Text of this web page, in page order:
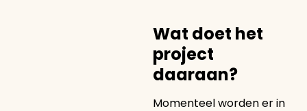
Wat doet het
project
daaraan?
Momenteel worden er in